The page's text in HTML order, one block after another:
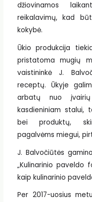
džiovinamos
reikalavimų, kad
kokybė.
Ūkio produkcija
pristatoma mugių
vaistininkė J.
receptų. Ūkyje
arbatų nuo įvairių
kasdieniniam
bei produktų,
pagalvėms miegui,
J. Balvočiūtės
„Kulinarinio paveldo
kaip kulinarinio
Per 2017-uosius